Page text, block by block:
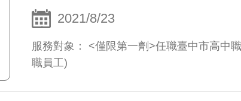
2021/8/23
服務對象： <僅限第一劑>任職臺中市高中
職員工)